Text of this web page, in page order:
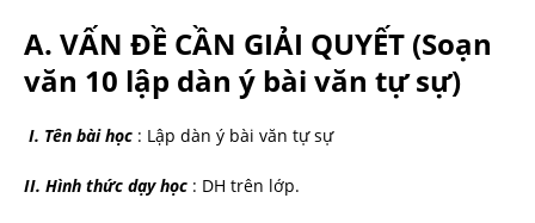
A. VẤN ĐỀ CẦN GIẢI QUYẾT (Soạn
văn 10 lập dàn ý bài văn tự sự)
I. Tên bài học : Lập dàn ý bài văn tự sự
II. Hình thức dạy học : DH trên lớp.